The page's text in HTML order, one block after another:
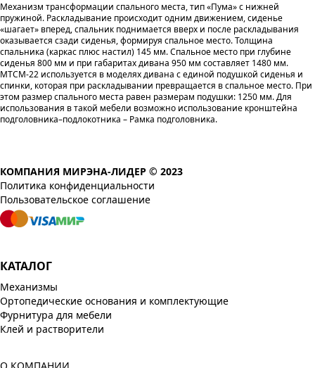
Механизм трансформации спального места, тип «Пума» с нижней
пружиной. Раскладывание происходит одним движением, сиденье
«шагает» вперед, спальник поднимается вверх и после раскладывания
оказывается сзади сиденья, формируя спальное место. Толщина
спальника (каркас плюс настил) 145 мм. Спальное место при глубине
сиденья 800 мм и при габаритах дивана 950 мм составляет 1480 мм.
МТСМ-22 используется в моделях дивана с единой подушкой сиденья и
спинки, которая при раскладывании превращается в спальное место. При
этом размер спального места равен размерам подушки: 1250 мм. Для
использования в такой мебели возможно использование кронштейна
подголовника–подлокотника – Рамка подголовника.
КОМПАНИЯ МИРЭНА-ЛИДЕР © 2023
Политика конфиденциальности
Пользовательское соглашение
КАТАЛОГ
Механизмы
Ортопедические основания и комплектующие
Фурнитура для мебели
Клей и растворители